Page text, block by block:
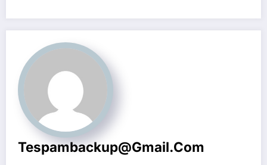
Tespambackup@gmail.com